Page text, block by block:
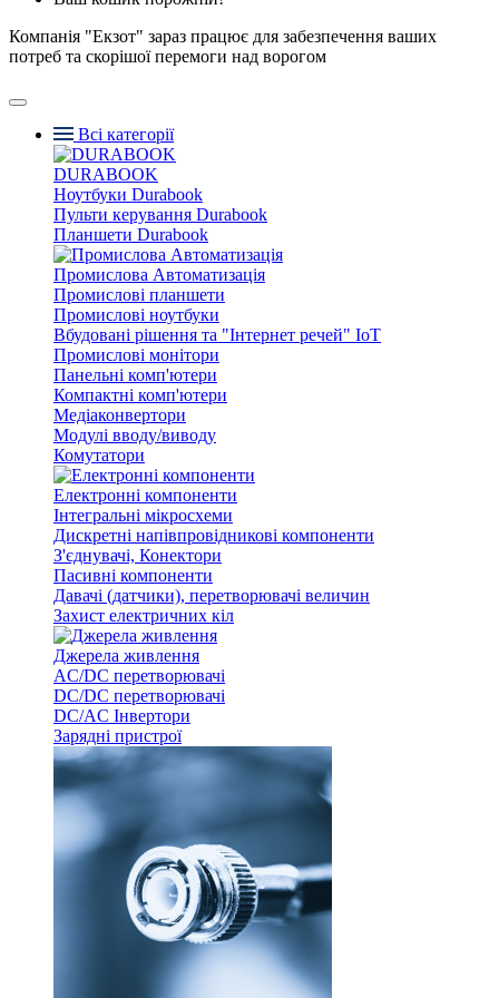
Компанія "Екзот" зараз працює для забезпечення ваших
потреб та скорішої перемоги над ворогом
Всі категорії
DURABOOK
Ноутбуки Durabook
Пульти керування Durabook
Планшети Durabook
Промислова Автоматизація
Промислові планшети
Промислові ноутбуки
Вбудовані рішення та "Інтернет речей" IoT
Промислові монітори
Панельні комп'ютери
Компактні комп'ютери
Медіаконвертори
Модулі вводу/виводу
Комутатори
Електронні компоненти
Інтегральні мікросхеми
Дискретні напівпровідникові компоненти
З'єднувачі, Конектори
Пасивні компоненти
Давачі (датчики), перетворювачі величин
Захист електричних кіл
Джерела живлення
AC/DC перетворювачі
DC/DC перетворювачі
DC/AC Інвертори
Зарядні пристрої